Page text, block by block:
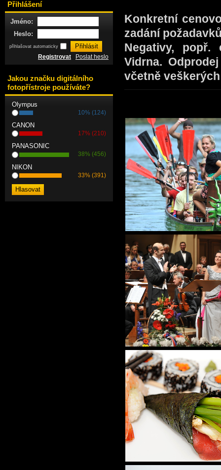
Konkretní
zadání
Negativy, popř.
Vidrna.
včetně
Přihlášení
Jméno:
Heslo:
přihlašovat automaticky
Registrovat Poslat heslo
Jakou značku digitálního
fotopřístroje používáte?
Olympus
10% (124)
CANON
17% (210)
PANASONIC
38% (456)
NIKON
33% (391)